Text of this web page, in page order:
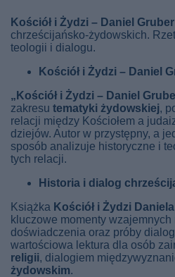
Kościół i Żydzi – Daniel Gruber
chrześcijańsko-żydowskich.
teologii i dialogu.
Kościół i Żydzi – Daniel
„Kościół i Żydzi – Daniel
zakresu tematyki żydowskiej,
relacji między Kościołem a
dziejów. Autor w przystępny, a
sposób analizuje historyczne i
tych relacji.
Historia i dialog
Książka Kościół i Żydzi
kluczowe momenty
doświadczenia oraz próby
wartościowa lektura dla osób
religii, dialogiem
żydowskim.